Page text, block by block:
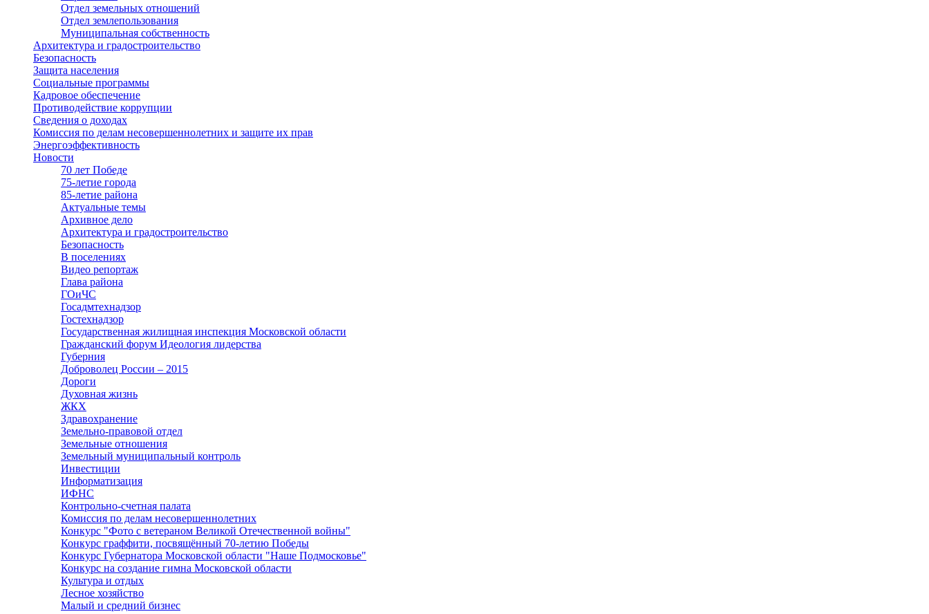
Отдел земельных отношений
Отдел землепользования
Муниципальная собственность
Архитектура и градостроительство
Безопасность
Защита населения
Социальные программы
Кадровое обеспечение
Противодействие коррупции
Сведения о доходах
Комиссия по делам несовершеннолетних и защите их прав
Энергоэффективность
Новости
70 лет Победе
75-летие города
85-летие района
Актуальные темы
Архивное дело
Архитектура и градостроительство
Безопасность
В поселениях
Видео репортаж
Глава района
ГОиЧС
Госадмтехнадзор
Гостехнадзор
Государственная жилищная инспекция Московской области
Гражданский форум Идеология лидерства
Губерния
Доброволец России – 2015
Дороги
Духовная жизнь
ЖКХ
Здравохранение
Земельно-правовой отдел
Земельные отношения
Земельный муниципальный контроль
Инвестиции
Информатизация
ИФНС
Контрольно-счетная палата
Комиссия по делам несовершеннолетних
Конкурс "Фото с ветераном Великой Отечественной войны"
Конкурс граффити, посвящённый 70-летию Победы
Конкурс Губернатора Московской области "Наше Подмосковье"
Конкурс на создание гимна Московской области
Культура и отдых
Лесное хозяйство
Малый и средний бизнес